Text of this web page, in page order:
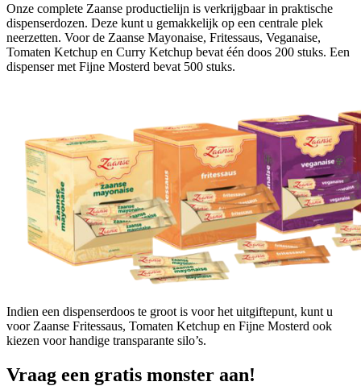
Onze complete Zaanse productielijn is verkrijgbaar in praktische
dispenserdozen. Deze kunt u gemakkelijk op een centrale plek
neerzetten. Voor de Zaanse Mayonaise, Fritessaus, Veganaise,
Tomaten Ketchup en Curry Ketchup bevat één doos 200 stuks. Een
dispenser met Fijne Mosterd bevat 500 stuks.
Indien een dispenserdoos te groot is voor het uitgiftepunt, kunt u
voor Zaanse Fritessaus, Tomaten Ketchup en Fijne Mosterd ook
kiezen voor handige transparante silo’s.
Vraag een gratis monster aan!